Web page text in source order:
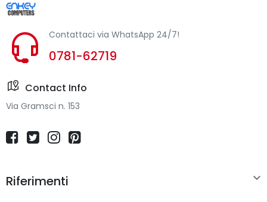
entrata
Disegno auricolare Circumaurale
Impedenza
Tipo di microfono
Contattaci via WhatsApp 24/7!
0781-62719
Contact Info
Via Gramsci n. 153
Riferimenti 